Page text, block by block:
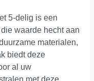
5-delig is een
waarde hecht aan
materialen,
biedt deze
al uw